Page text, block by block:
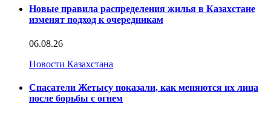
Новые правила распределения жилья в Казахстане
изменят подход к очередникам
06.08.26
Новости Казахстана
Спасатели Жетысу показали, как меняются их лица
после борьбы с огнем